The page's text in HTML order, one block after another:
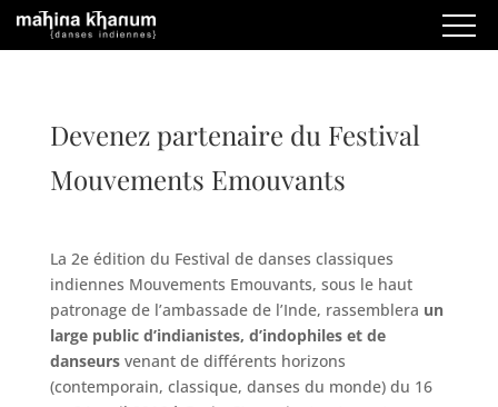
Devenez partenaire du Festival
Mouvements Emouvants
La 2e édition du Festival de danses classiques
indiennes Mouvements Emouvants, sous le haut
patronage de l’ambassade de l’Inde, rassemblera un
large public d’indianistes, d’indophiles et de
danseursvenant de différents horizons
(contemporain, classique, danses du monde) du 16